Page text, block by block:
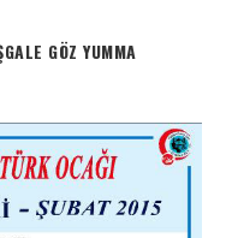
GÖZ YUMMA